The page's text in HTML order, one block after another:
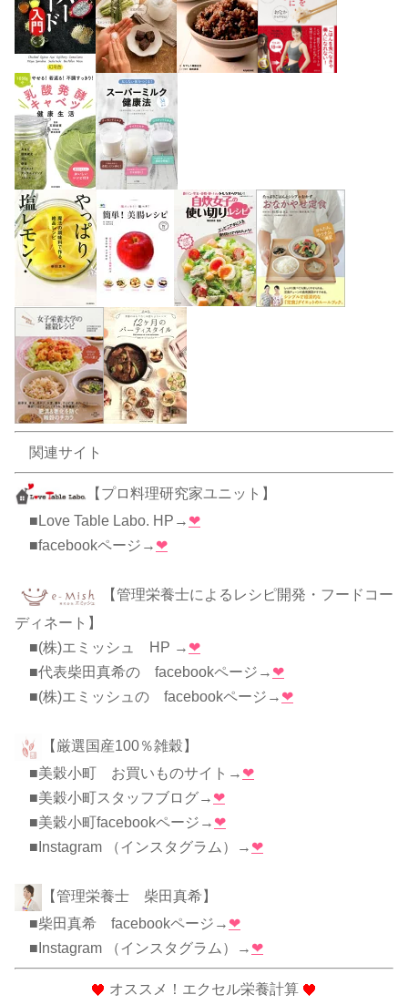
関連サイト
【プロ料理研究家ユニット】
■Love Table Labo. HP→ ❤
■facebookページ→ ❤
【管理栄養士によるレシピ開発・フードコー
ディネート】
■(株)エミッシュ HP → ❤
■代表柴田真希の facebookページ→ ❤
■(株)エミッシュの facebookページ→ ❤
【厳選国産100％雑穀】
■美穀小町 お買いものサイト→ ❤
■美穀小町スタッフブログ→ ❤
■美穀小町facebookページ→ ❤
■Instagram （インスタグラム）→ ❤
【管理栄養士 柴田真希】
■柴田真希 facebookページ→ ❤
■Instagram （インスタグラム）→ ❤
オススメ！エクセル栄養計算